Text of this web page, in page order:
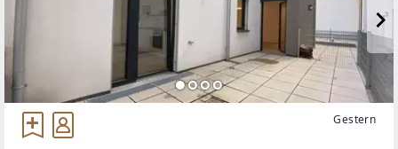
Gestern